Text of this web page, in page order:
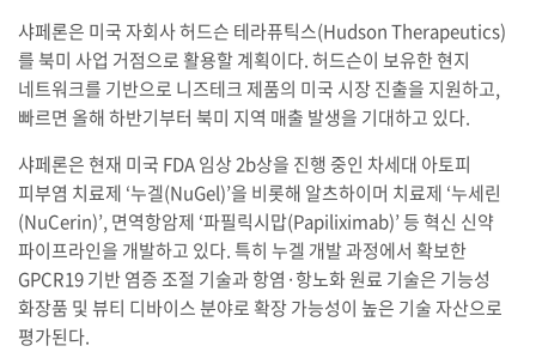
샤페론은 미국 자회사 허드슨 테라퓨틱스(Hudson Therapeutics)
를 북미 사업 거점으로 활용할 계획이다. 허드슨이 보유한 현지
네트워크를 기반으로 니즈테크 제품의 미국 시장 진출을 지원하고,
빠르면 올해 하반기부터 북미 지역 매출 발생을 기대하고 있다.
샤페론은 현재 미국 FDA 임상 2b상을 진행 중인 차세대 아토피
피부염 치료제 ‘누겔(NuGel)’을 비롯해 알츠하이머 치료제 ‘누세린
(NuCerin)’, 면역항암제 ‘파필릭시맙(Papiliximab)’ 등 혁신 신약
파이프라인을 개발하고 있다. 특히 누겔 개발 과정에서 확보한
GPCR19 기반 염증 조절 기술과 항염·항노화 원료 기술은 기능성
화장품 및 뷰티 디바이스 분야로 확장 가능성이 높은 기술 자산으로
평가된다.